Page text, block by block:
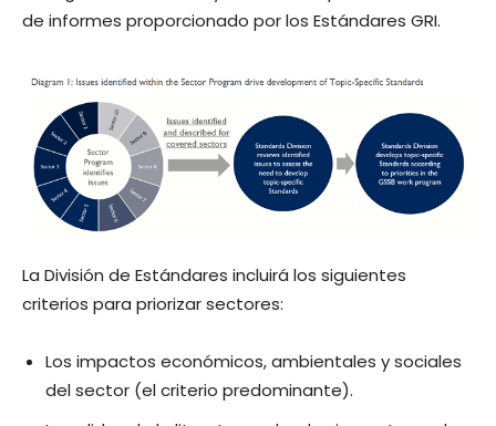
de informes proporcionado por los Estándares GRI.
La División de Estándares incluirá los siguientes
criterios para priorizar sectores:
Los impactos económicos, ambientales y sociales
del sector (el criterio predominante).